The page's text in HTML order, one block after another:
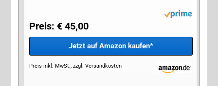
Preis: € 45,00
Jetzt auf Amazon kaufen*
Preis inkl. MwSt., zzgl. Versandkosten